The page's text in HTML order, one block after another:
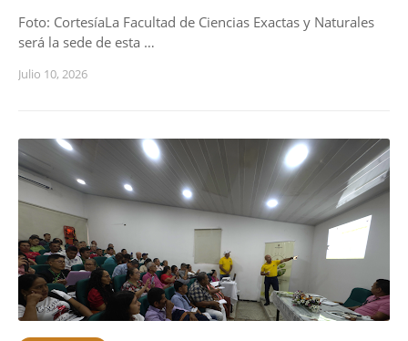
Foto: CortesíaLa Facultad de Ciencias Exactas y Naturales
será la sede de esta …
Julio 10, 2026